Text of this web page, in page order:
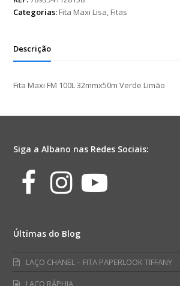
32mmx50m
quantidade
Categorias: Fita Maxi Lisa, Fitas
Descrição
Fita Maxi FM 100L 32mmx50m Verde Limão
Siga a Albano nas Redes Sociais:
Facebook
Instagram
Últimas do Blog
LAÇO CHANEL – FITA PAPERLOOK TIFFANY
LAÇO RÁPHIA